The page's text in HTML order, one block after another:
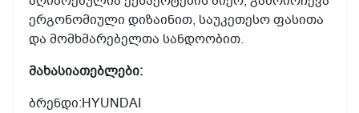
ერგონომიული დიზაინით, საუკეთესო ფასითა
და მომხმარებელთა სანდოობით.
მახასიათებლები:
ბრენდი:HYUNDAI